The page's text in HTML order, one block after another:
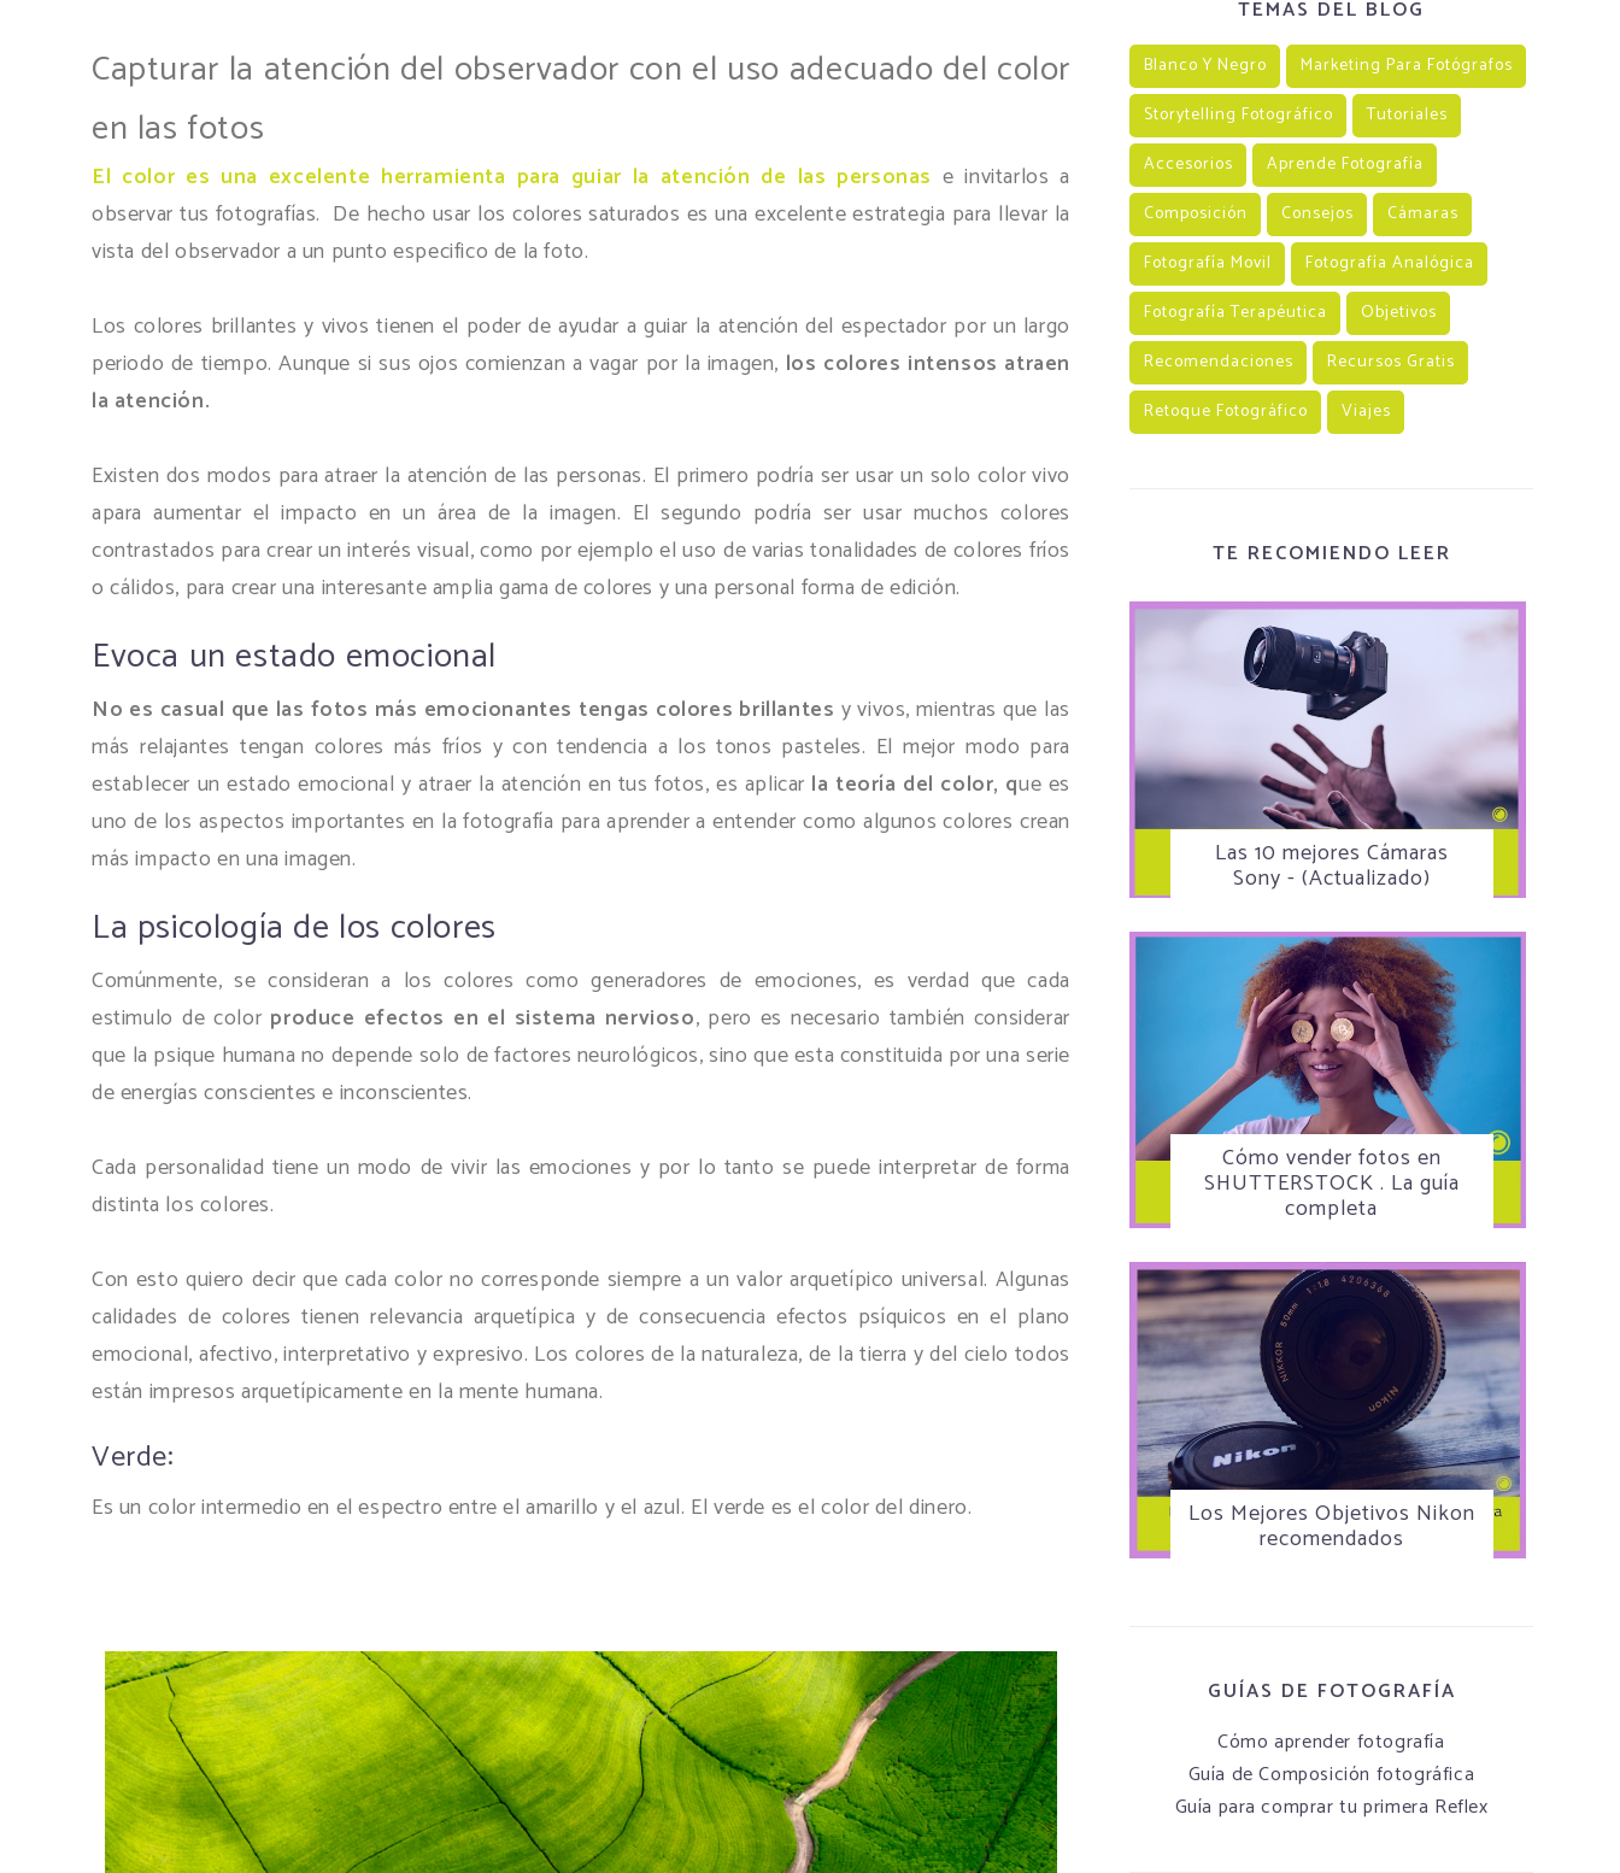
Capturar la atención del observador con el uso adecuado del color
en las fotos
El color es una excelente herramienta para guiar la atención de las personas e invitarlos a
observar tus fotografías. De hecho usar los colores saturados es una excelente estrategia para llevar la
vista del observador a un punto especifico de la foto.
Los colores brillantes y vivos tienen el poder de ayudar a guiar la atención del espectador por un largo
periodo de tiempo. Aunque si sus ojos comienzan a vagar por la imagen, los colores intensos atraen
la atención.
Existen dos modos para atraer la atención de las personas. El primero podría ser usar un solo color vivo
apara aumentar el impacto en un área de la imagen. El segundo podría ser usar muchos colores
contrastados para crear un interés visual, como por ejemplo el uso de varias tonalidades de colores fríos
o cálidos, para crear una interesante amplia gama de colores y una personal forma de edición.
Evoca un estado emocional
No es casual que las fotos más emocionantes tengas colores brillantes y vivos, mientras que las
más relajantes tengan colores más fríos y con tendencia a los tonos pasteles. El mejor modo para
establecer un estado emocional y atraer la atención en tus fotos, es aplicar la teoría del color, que es
uno de los aspectos importantes en la fotografía para aprender a entender como algunos colores crean
más impacto en una imagen.
La psicología de los colores
Comúnmente, se consideran a los colores como generadores de emociones, es verdad que cada
estimulo de color produce efectos en el sistema nervioso, pero es necesario también considerar
que la psique humana no depende solo de factores neurológicos, sino que esta constituida por una serie
de energías conscientes e inconscientes.
Cada personalidad tiene un modo de vivir las emociones y por lo tanto se puede interpretar de forma
distinta los colores.
Con esto quiero decir que cada color no corresponde siempre a un valor arquetípico universal. Algunas
calidades de colores tienen relevancia arquetípica y de consecuencia efectos psíquicos en el plano
emocional, afectivo, interpretativo y expresivo. Los colores de la naturaleza, de la tierra y del cielo todos
están impresos arquetípicamente en la mente humana.
Verde:
Es un color intermedio en el espectro entre el amarillo y el azul. El verde es el color del dinero.
TEMAS DEL BLOG
Blanco Y Negro
Marketing Para Fotógrafos
Storytelling Fotográfico
Tutoriales
Accesorios
Aprende Fotografía
Composición
Consejos
Cámaras
Fotografía Movil
Fotografía Analógica
Fotografía Terapéutica
Objetivos
Recomendaciones
Recursos Gratis
Retoque Fotográfico
Viajes
TE RECOMIENDO LEER
Las 10 mejores Cámaras
Sony - (Actualizado)
Cómo vender fotos en
SHUTTERSTOCK . La guía
completa
Los Mejores Objetivos Nikon
recomendados
GUÍAS DE FOTOGRAFÍA
Cómo aprender fotografía
Guía de Composición fotográfica
Guía para comprar tu primera Reflex